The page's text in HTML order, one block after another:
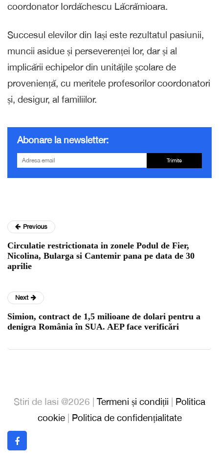
coordonator Iordăchescu Lăcrămioara.
Succesul elevilor din Iași este rezultatul pasiunii,
muncii asidue și perseverenței lor, dar și al
implicării echipelor din unitățile școlare de
proveniență, cu meritele profesorilor coordonatori
și, desigur, al familiilor.
Abonare la newsletter:
Trimite
Previous
Circulatie restrictionata in zonele Podul de Fier,
Nicolina, Bularga si Cantemir pana pe data de 30
aprilie
Next
Simion, contract de 1,5 milioane de dolari pentru a
denigra România în SUA. AEP face verificări
Stiri de Iasi @2026 | Termeni și condiții | Politica
cookie| Politica de confidențialitate